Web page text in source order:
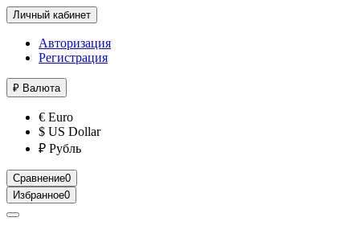
Личный кабинет
Авторизация
Регистрация
₽ Валюта
€ Euro
$ US Dollar
₽ Рубль
Сравнение0
Избранное0